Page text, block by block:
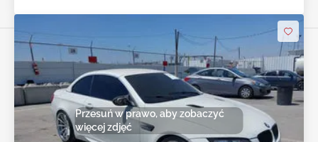
Przesuń w prawo, aby zobaczyć
więcej zdjęć